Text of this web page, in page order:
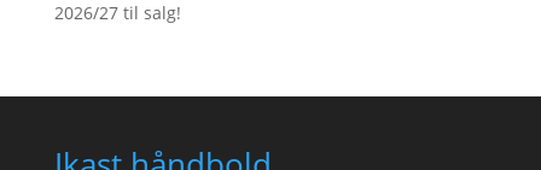
2026/27 til salg!